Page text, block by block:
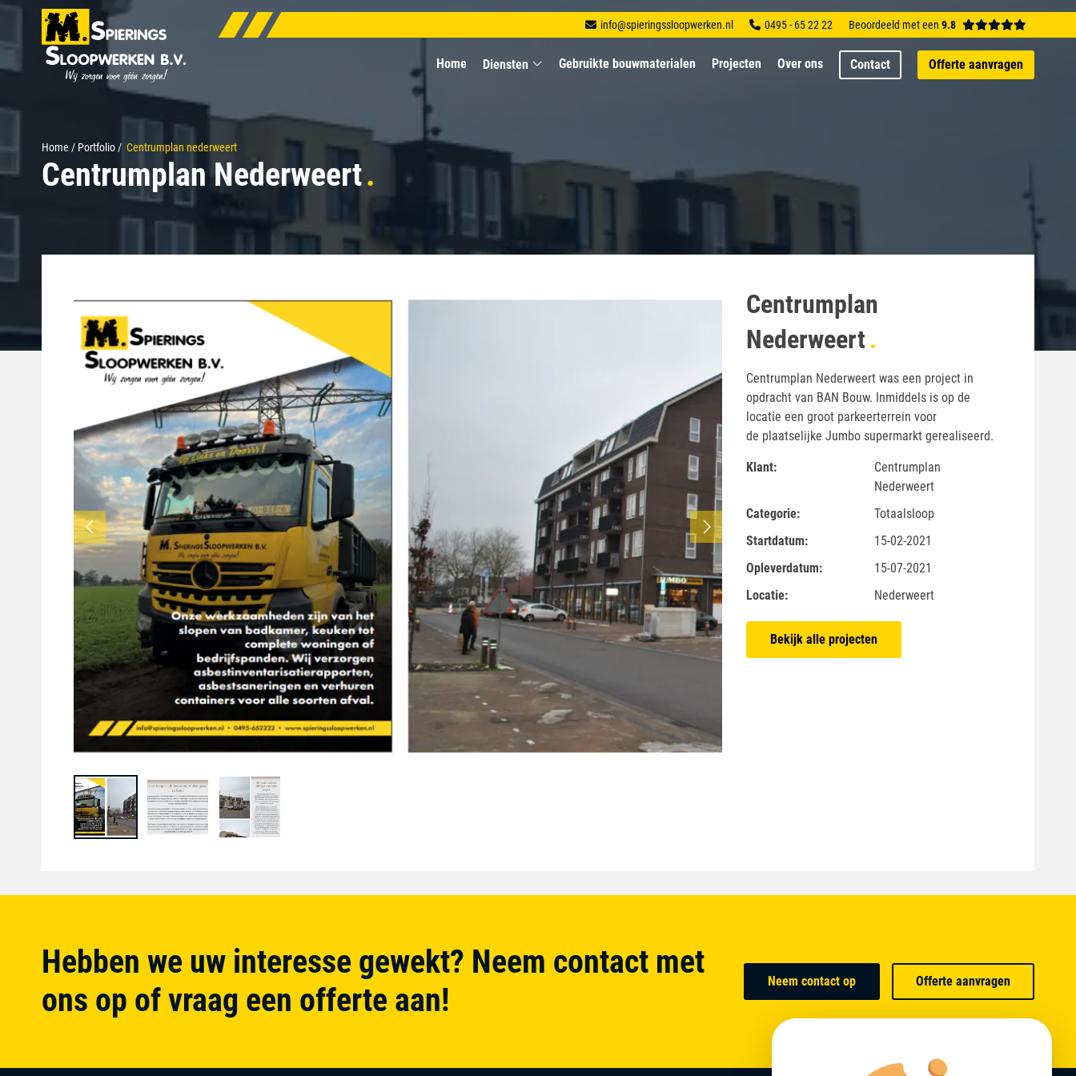
info@spieringssloopwerken.nl 0495 - 65 22 22 Beoordeeld met een 9.8
Home Diensten Gebruikte bouwmaterialen Projecten Over ons Contact Offerte aanvragen
Home / Portfolio / Centrumplan nederweert
Centrumplan Nederweert
Centrumplan
Nederweert
Centrumplan Nederweert was een project in
opdracht van BAN Bouw. Inmiddels is op de
locatie een groot parkeerterrein voor
de plaatselijke Jumbo supermarkt gerealiseerd.
Klant:
Centrumplan
Nederweert
Categorie:
Totaalsloop
Startdatum:
15-02-2021
Opleverdatum:
15-07-2021
Locatie:
Nederweert
Bekijk alle projecten
Hebben we uw interesse gewekt? Neem contact met
ons op of vraag een offerte aan!
Neem contact op Offerte aanvragen